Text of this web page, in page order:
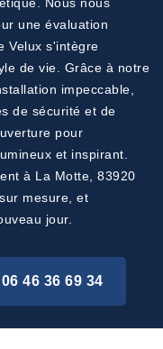
une évaluation
Velux s'intègre
de vie. Grâce à notre
impeccable,
de sécurité et de
pour
et inspirant.
à La Motte, 83920
mesure, et
jour.
06 46 36 69 34